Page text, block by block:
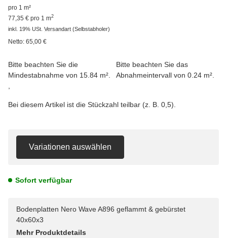
pro 1 m²
77,35 € pro 1 m2
inkl. 19% USt. Versandart (Selbstabholer)
Netto: 65,00 €
Bitte beachten Sie die
Mindestabnahme von 15.84 m².
Bitte beachten Sie das
Abnahmeintervall von 0.24 m².
Bei diesem Artikel ist die Stückzahl teilbar (z. B. 0,5).
Variationen auswählen
Sofort verfügbar
Bodenplatten Nero Wave A896 geflammt & gebürstet
40x60x3
Mehr Produktdetails